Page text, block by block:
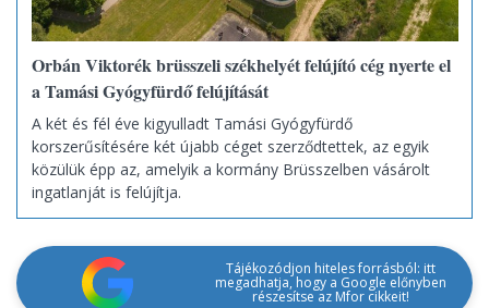
Orbán Viktorék brüsszeli székhelyét felújító cég nyerte el
a Tamási Gyógyfürdő felújítását
A két és fél éve kigyulladt Tamási Gyógyfürdő
korszerűsítésére két újabb céget szerződtettek, az egyik
közülük épp az, amelyik a kormány Brüsszelben vásárolt
ingatlanját is felújítja.
Tájékozódjon hiteles forrásból: itt
megadhatja, hogy a Google előnyben
részesítse az Mfor cikkeit!